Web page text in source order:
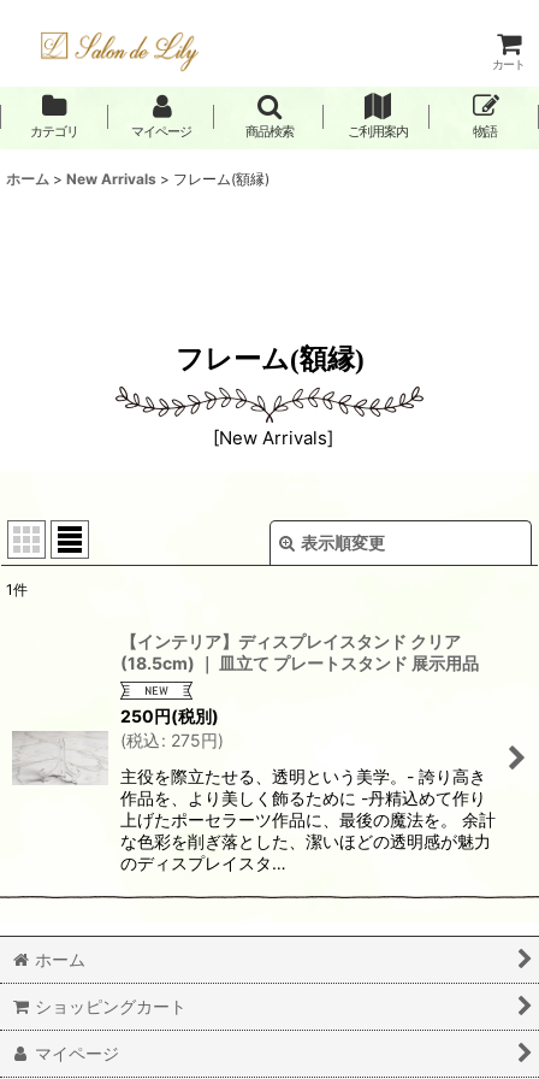
カート
カテゴリ マイページ 商品検索 ご利用案内 物語
ホーム > New Arrivals > フレーム(額縁)
フレーム(額縁)
[New Arrivals]
表示順変更
1件
【インテリア】ディスプレイスタンド クリア
(18.5cm) ｜ 皿立て プレートスタンド 展示用品
250円(税別)
(税込: 275円)
主役を際立たせる、透明という美学。- 誇り高き
作品を、より美しく飾るために -丹精込めて作り
上げたポーセラーツ作品に、最後の魔法を。 余計
な色彩を削ぎ落とした、潔いほどの透明感が魅力
のディスプレイスタ…
ホーム
ショッピングカート
マイページ